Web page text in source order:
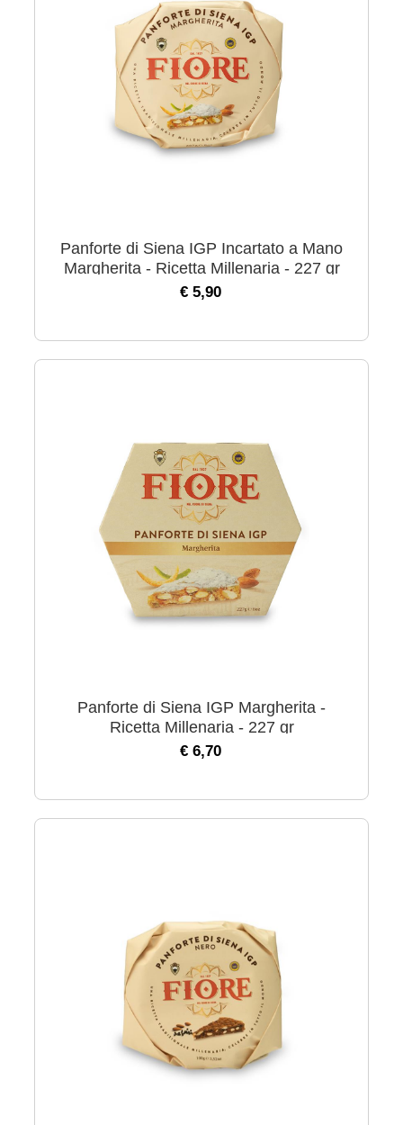
Panforte di Siena IGP Incartato a Mano
Margherita - Ricetta Millenaria - 227 gr
€ 5,90
Panforte di Siena IGP Margherita -
Ricetta Millenaria - 227 gr
€ 6,70